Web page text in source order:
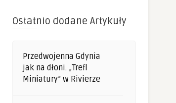
Ostatnio dodane Artykuły
Przedwojenna Gdynia
jak na dłoni. „Trefl
Miniatury” w Rivierze